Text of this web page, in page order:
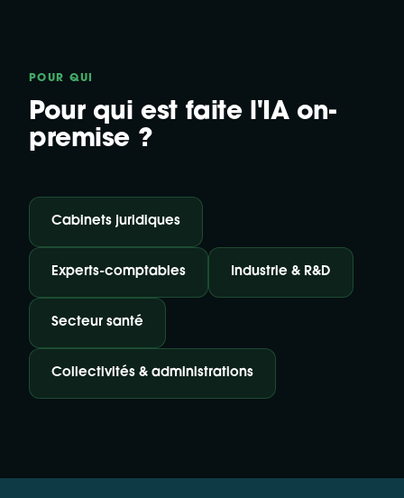
POUR QUI
Pour qui est faite l'IA on-
premise ?
Cabinets juridiques
Experts-comptables Industrie & R&D
Secteur santé
Collectivités & administrations